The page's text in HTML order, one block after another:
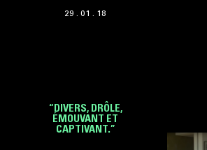
29 . 01 . 18
“DIVERS, DRÔLE,
ÉMOUVANT ET
CAPTIVANT.”